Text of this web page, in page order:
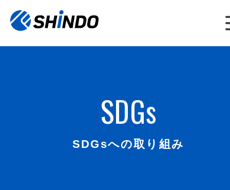
SDGs
SDGsへの取り組み